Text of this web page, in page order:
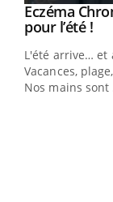
Youtube
Eczéma
pour l’été !
L'été arrive… et
Vacances,
Nos mains sont